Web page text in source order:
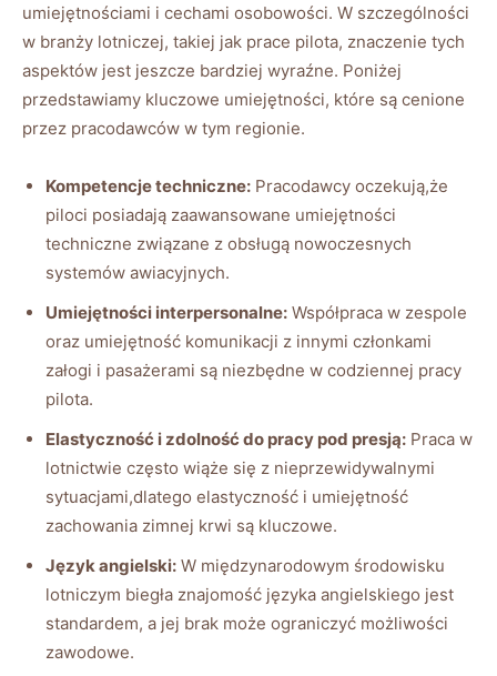
umiejętnościami i cechami osobowości. W szczególności
w branży lotniczej, takiej jak prace pilota, znaczenie tych
aspektów jest jeszcze bardziej wyraźne. Poniżej
przedstawiamy kluczowe umiejętności, które są cenione
przez pracodawców w tym regionie.
Kompetencje techniczne: Pracodawcy oczekują,że
piloci posiadają zaawansowane umiejętności
techniczne związane z obsługą nowoczesnych
systemów awiacyjnych.
Umiejętności interpersonalne: Współpraca w zespole
oraz umiejętność komunikacji z innymi członkami
załogi i pasażerami są niezbędne w codziennej pracy
pilota.
Elastyczność i zdolność do pracy pod presją: Praca w
lotnictwie często wiąże się z nieprzewidywalnymi
sytuacjami,dlatego elastyczność i umiejętność
zachowania zimnej krwi są kluczowe.
Język angielski: W międzynarodowym środowisku
lotniczym biegła znajomość języka angielskiego jest
standardem, a jej brak może ograniczyć możliwości
zawodowe.